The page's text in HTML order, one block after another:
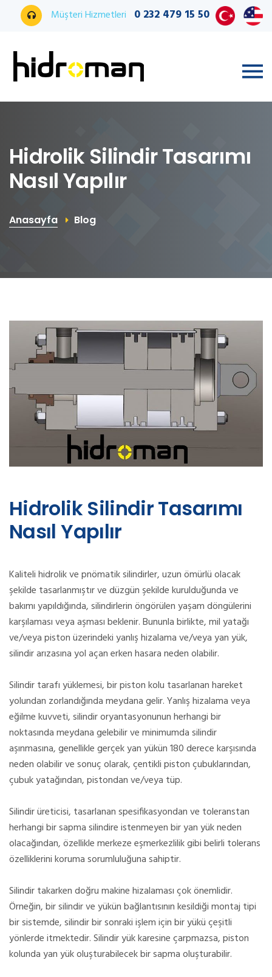
Müşteri Hizmetleri 0 232 479 15 50
Hidrolik Silindir Tasarımı
Nasıl Yapılır
Anasayfa Blog
Hidrolik Silindir Tasarımı
Nasıl Yapılır
Kaliteli hidrolik ve pnömatik silindirler, uzun ömürlü olacak
şekilde tasarlanmıştır ve düzgün şekilde kurulduğunda ve
bakımı yapıldığında, silindirlerin öngörülen yaşam döngülerini
karşılaması veya aşması beklenir. Bununla birlikte, mil yatağı
ve/veya piston üzerindeki yanlış hizalama ve/veya yan yük,
silindir arızasına yol açan erken hasara neden olabilir.
Silindir tarafı yüklemesi, bir piston kolu tasarlanan hareket
yolundan zorlandığında meydana gelir. Yanlış hizalama veya
eğilme kuvveti, silindir oryantasyonunun herhangi bir
noktasında meydana gelebilir ve minimumda silindir
aşınmasına, genellikle gerçek yan yükün 180 derece karşısında
neden olabilir ve sonuç olarak, çentikli piston çubuklarından,
çubuk yatağından, pistondan ve/veya tüp.
Silindir üreticisi, tasarlanan spesifikasyondan ve toleranstan
herhangi bir sapma silindire istenmeyen bir yan yük neden
olacağından, özellikle merkeze eşmerkezlilik gibi belirli tolerans
özelliklerini koruma sorumluluğuna sahiptir.
Silindir takarken doğru makine hizalaması çok önemlidir.
Örneğin, bir silindir ve yükün bağlantısının kesildiği montaj tipi
bir sistemde, silindir bir sonraki işlem için bir yükü çeşitli
yönlerde itmektedir. Silindir yük karesine çarpmazsa, piston
kolunda yan yük oluşturabilecek bir sapma oluşturabilir.